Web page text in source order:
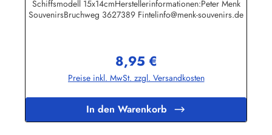
Schiffsmodell 15x14cmHerstellerinformationen:Peter Menk
SouvenirsBruchweg 3627389 Fintelinfo@menk-souvenirs.de
Regulärer Preis:
8,95 €
Preise inkl. MwSt. zzgl. Versandkosten
In den Warenkorb